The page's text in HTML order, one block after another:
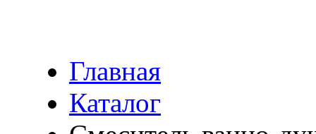
Главная
Каталог